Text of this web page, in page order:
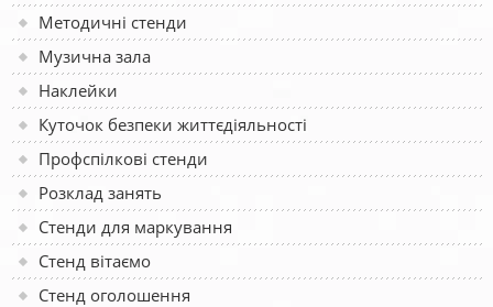
Методичні стенди
Музична зала
Наклейки
Куточок безпеки життєдіяльності
Профспілкові стенди
Розклад занять
Стенди для маркування
Стенд вітаємо
Стенд оголошення